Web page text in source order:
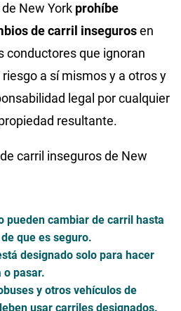
New York prohíbe
de carril insegurosen
conductores que ignoran
a sí mismos y a otros y
legal por cualquier
resultante.
carril inseguros de New
pueden cambiar de carril hasta
que es seguro.
designado solo para hacer
o pasar.
y otros vehículos de
usar carriles designados.